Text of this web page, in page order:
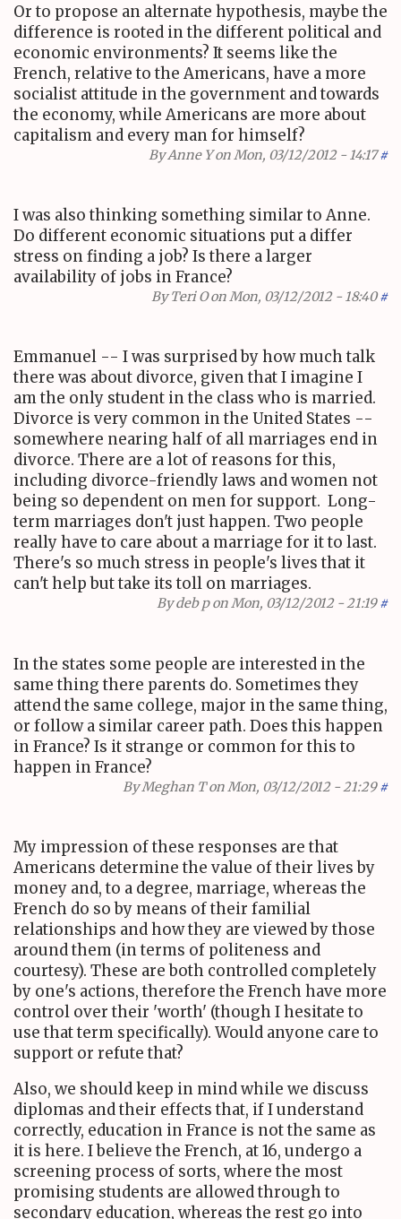
Or to propose an alternate hypothesis, maybe the
difference is rooted in the different political and
economic environments? It seems like the
French, relative to the Americans, have a more
socialist attitude in the government and towards
the economy, while Americans are more about
capitalism and every man for himself?
ByAnne Yon Mon, 03/12/2012 - 14:17 #
I was also thinking something similar to Anne.
Do different economic situations put a differ
stress on finding a job? Is there a larger
availability of jobs in France?
ByTeri Oon Mon, 03/12/2012 - 18:40 #
Emmanuel -- I was surprised by how much talk
there was about divorce, given that I imagine I
am the only student in the class who is married.
Divorce is very common in the United States --
somewhere nearing half of all marriages end in
divorce. There are a lot of reasons for this,
including divorce-friendly laws and women not
being so dependent on men for support. Long-
term marriages don't just happen. Two people
really have to care about a marriage for it to last.
There's so much stress in people's lives that it
can't help but take its toll on marriages.
Bydeb pon Mon, 03/12/2012 - 21:19 #
In the states some people are interested in the
same thing there parents do. Sometimes they
attend the same college, major in the same thing,
or follow a similar career path. Does this happen
in France? Is it strange or common for this to
happen in France?
ByMeghan Ton Mon, 03/12/2012 - 21:29 #
My impression of these responses are that
Americans determine the value of their lives by
money and, to a degree, marriage, whereas the
French do so by means of their familial
relationships and how they are viewed by those
around them (in terms of politeness and
courtesy). These are both controlled completely
by one's actions, therefore the French have more
control over their 'worth' (though I hesitate to
use that term specifically). Would anyone care to
support or refute that?
Also, we should keep in mind while we discuss
diplomas and their effects that, if I understand
correctly, education in France is not the same as
it is here. I believe the French, at 16, undergo a
screening process of sorts, where the most
promising students are allowed through to
secondary education, whereas the rest go into